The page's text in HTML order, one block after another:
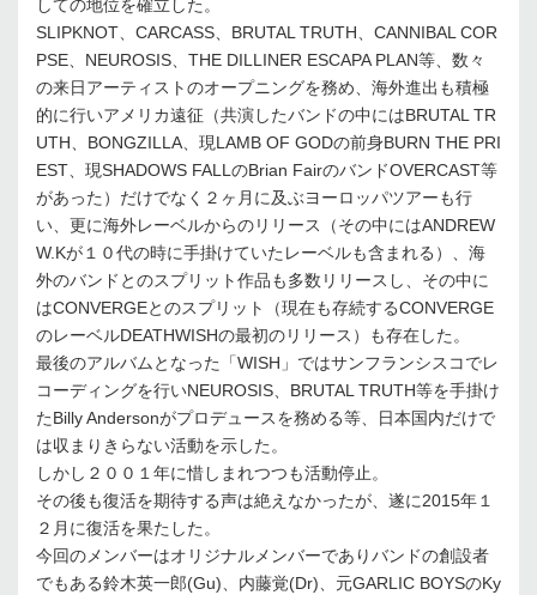
しての地位を確立した。
SLIPKNOT、CARCASS、BRUTAL TRUTH、CANNIBAL COR
PSE、NEUROSIS、THE DILLINER ESCAPA PLAN等、数々
の来日アーティストのオープニングを務め、海外進出も積極
的に行いアメリカ遠征（共演したバンドの中にはBRUTAL TR
UTH、BONGZILLA、現LAMB OF GODの前身BURN THE PRI
EST、現SHADOWS FALLのBrian FairのバンドOVERCAST等
があった）だけでなく２ヶ月に及ぶヨーロッパツアーも行
い、更に海外レーベルからのリリース（その中にはANDREW
W.Kが１０代の時に手掛けていたレーベルも含まれる）、海
外のバンドとのスプリット作品も多数リリースし、その中に
はCONVERGEとのスプリット（現在も存続するCONVERGE
のレーベルDEATHWISHの最初のリリース）も存在した。
最後のアルバムとなった「WISH」ではサンフランシスコでレ
コーディングを行いNEUROSIS、BRUTAL TRUTH等を手掛け
たBilly Andersonがプロデュースを務める等、日本国内だけで
は収まりきらない活動を示した。
しかし２００１年に惜しまれつつも活動停止。
その後も復活を期待する声は絶えなかったが、遂に2015年１
２月に復活を果たした。
今回のメンバーはオリジナルメンバーでありバンドの創設者
でもある鈴木英一郎(Gu)、内藤覚(Dr)、元GARLIC BOYSのKy